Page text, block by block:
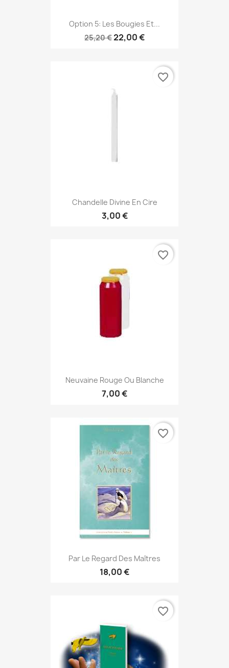
Option 5: Les Bougies Et...
25,20 €22,00 €
Chandelle Divine En Cire
3,00 €
favorite_border
Neuvaine Rouge Ou Blanche
7,00 €
favorite_border
Par Le Regard Des Maîtres
18,00 €
favorite_border
favorite_border